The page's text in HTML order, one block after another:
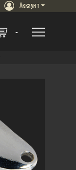
Аккаунт